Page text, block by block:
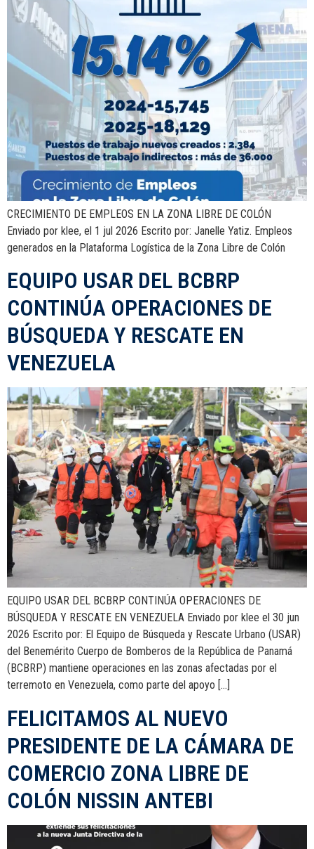
CRECIMIENTO DE EMPLEOS EN LA ZONA LIBRE DE COLÓN
Enviado por klee, el 1 jul 2026 Escrito por: Janelle Yatiz. Empleos
generados en la Plataforma Logística de la Zona Libre de Colón
EQUIPO USAR DEL BCBRP
CONTINÚA OPERACIONES DE
BÚSQUEDA Y RESCATE EN
VENEZUELA
EQUIPO USAR DEL BCBRP CONTINÚA OPERACIONES DE
BÚSQUEDA Y RESCATE EN VENEZUELA Enviado por klee el 30 jun
2026 Escrito por: El Equipo de Búsqueda y Rescate Urbano (USAR)
del Benemérito Cuerpo de Bomberos de la República de Panamá
(BCBRP) mantiene operaciones en las zonas afectadas por el
terremoto en Venezuela, como parte del apoyo […]
FELICITAMOS AL NUEVO
PRESIDENTE DE LA CÁMARA DE
COMERCIO ZONA LIBRE DE
COLÓN NISSIN ANTEBI